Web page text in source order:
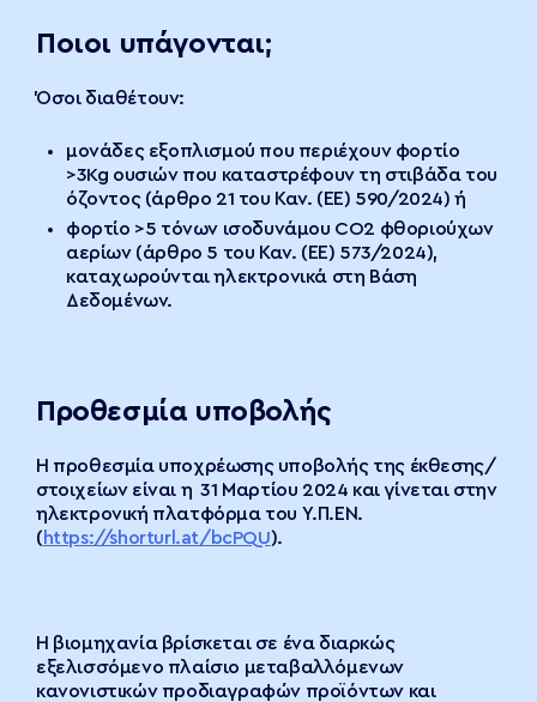
Ποιοι υπάγονται;
Όσοι διαθέτουν:
μονάδες εξοπλισμού που περιέχουν φορτίο
>3Kg ουσιών που καταστρέφουν τη στιβάδα του
όζοντος (άρθρο 21 του Καν. (ΕΕ) 590/2024) ή
φορτίο >5 τόνων ισοδυνάμου CO2 φθοριούχων
αερίων (άρθρο 5 του Καν. (ΕΕ) 573/2024),
καταχωρούνται ηλεκτρονικά στη Βάση
Δεδομένων.
Προθεσμία υποβολής
Η προθεσμία υποχρέωσης υποβολής της έκθεσης/
στοιχείων είναι η 31 Μαρτίου 2024 και γίνεται στην
ηλεκτρονική πλατφόρμα του Υ.Π.ΕΝ.
(https://shorturl.at/bcPQU).
Η βιομηχανία βρίσκεται σε ένα διαρκώς
εξελισσόμενο πλαίσιο μεταβαλλόμενων
κανονιστικών προδιαγραφών προϊόντων και